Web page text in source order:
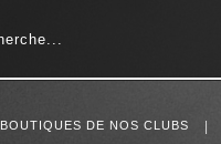
BOUTIQUES DE NOS CLUBS